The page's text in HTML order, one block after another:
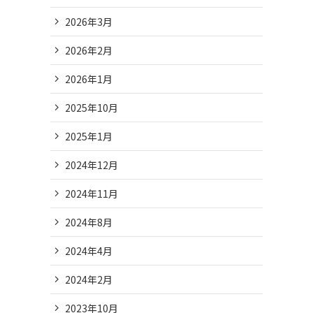
2026年3月
2026年2月
2026年1月
2025年10月
2025年1月
2024年12月
2024年11月
2024年8月
2024年4月
2024年2月
2023年10月